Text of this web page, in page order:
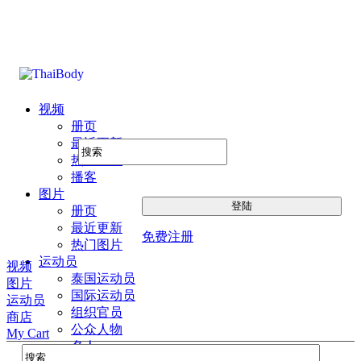
视频
册页
最近更新
热门图片
播客
图片
册页
最近更新
热门图片
运动员
泰国运动员
国际运动员
组织官员
公众人物
名人
免费注册
视频
图片
运动员
商店
My Cart